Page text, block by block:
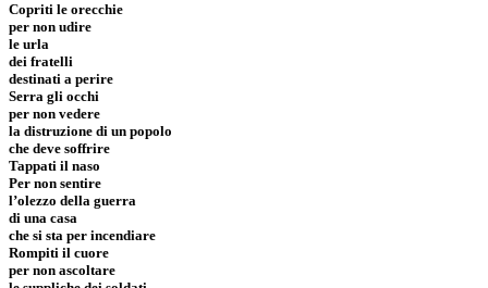
Copriti le orecchie
per non udire
le urla
dei fratelli
destinati a perire
Serra gli occhi
per non vedere
la distruzione di un popolo
che deve soffrire
Tappati il naso
Per non sentire
l’olezzo della guerra
di una casa
che si sta per incendiare
Rompiti il cuore
per non ascoltare